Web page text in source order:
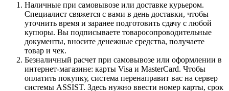
Наличные при самовывозе или доставке курьером.
Специалист свяжется с вами в день доставки, чтобы
уточнить время и заранее подготовить сдачу с любой
купюры. Вы подписываете товаросопроводительные
документы, вносите денежные средства, получаете
товар и чек.
Безналичный расчет при самовывозе или оформлении в
интернет-магазине: карты Visa и MasterCard. Чтобы
оплатить покупку, система перенаправит вас на сервер
системы ASSIST. Здесь нужно ввести номер карты, срок